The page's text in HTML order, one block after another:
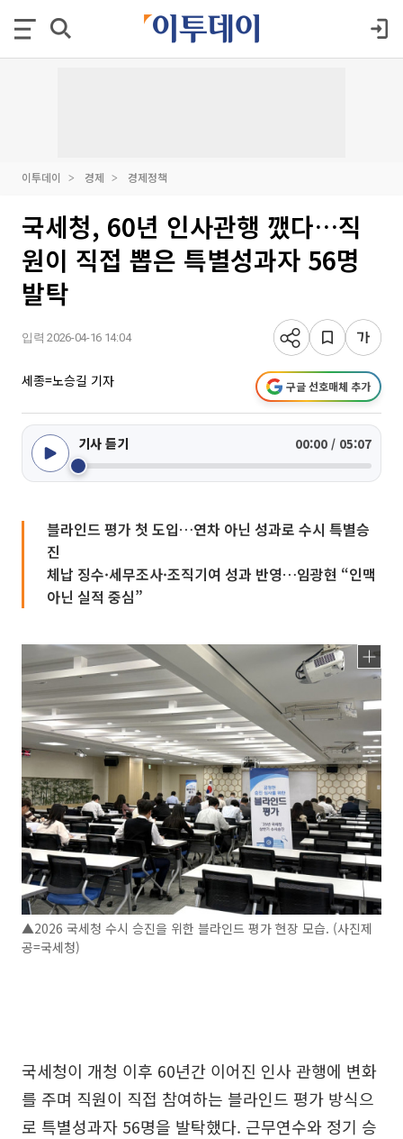
이투데이 경제 경제정책
국세청, 60년 인사관행 깼다…직
원이 직접 뽑은 특별성과자 56명
발탁
입력 2026-04-16 14:04
세종=노승길 기자 구글 선호매체 추가
기사 듣기 00:00 / 05:07
블라인드 평가 첫 도입…연차 아닌 성과로 수시 특별승
진
체납 징수·세무조사·조직기여 성과 반영…임광현 “인맥
아닌 실적 중심”
▲2026 국세청 수시 승진을 위한 블라인드 평가 현장 모습. (사진제
공=국세청)
국세청이 개청 이후 60년간 이어진 인사 관행에 변화
를 주며 직원이 직접 참여하는 블라인드 평가 방식으
로 특별성과자 56명을 발탁했다. 근무연수와 정기 승